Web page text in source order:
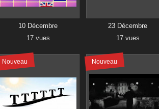
10 Décembre
17 vues
23 Décembre
17 vues
Nouveau Nouveau